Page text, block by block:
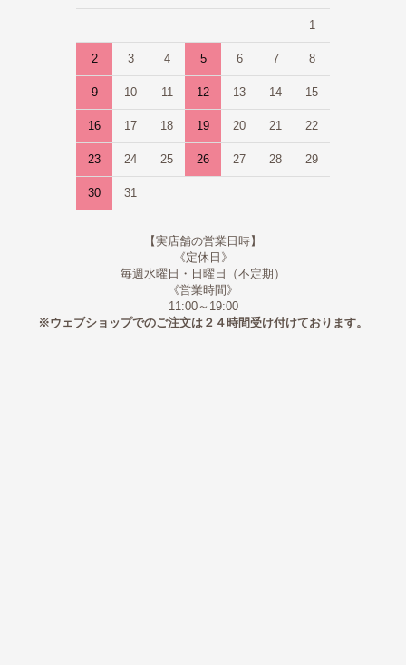
1
2 3 4 5 6 7 8
9 10 11 12 13 14 15
16 17 18 19 20 21 22
23 24 25 26 27 28 29
30 31
【実店舗の営業日時】
《定休日》
毎週水曜日・日曜日（不定期）
《営業時間》
11:00～19:00
※ウェブショップでのご注文は２４時間受け付けております。